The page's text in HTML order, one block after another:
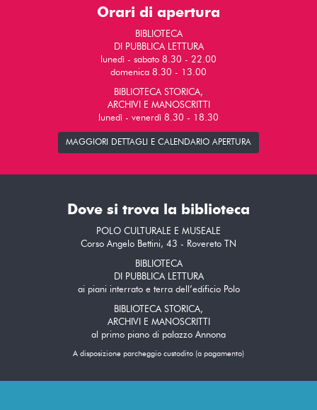
Orari di apertura
BIBLIOTECA
DI PUBBLICA LETTURA
lunedì - sabato 8.30 - 22.00
domenica 8.30 - 13.00
BIBLIOTECA STORICA,
ARCHIVI E MANOSCRITTI
lunedì - venerdì 8.30 - 18.30
MAGGIORI DETTAGLI E CALENDARIO APERTURA
Dove si trova la biblioteca
POLO CULTURALE E MUSEALE
Corso Angelo Bettini, 43 - Rovereto TN
BIBLIOTECA
DI PUBBLICA LETTURA
ai piani interrato e terra dell’edificio Polo
BIBLIOTECA STORICA,
ARCHIVI E MANOSCRITTI
al primo piano di palazzo Annona
A disposizione parcheggio custodito (a pagamento)